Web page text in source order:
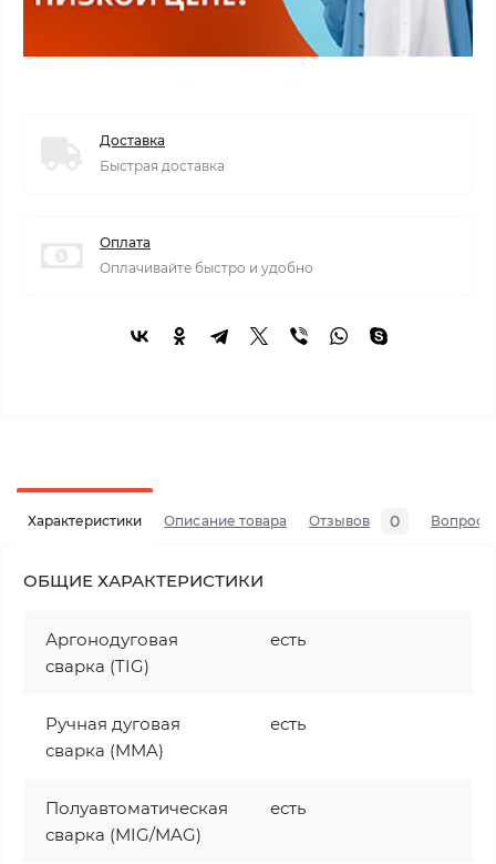
Доставка
Быстрая доставка
Оплата
Оплачивайте быстро и удобно
Характеристики Описание товара Отзывов 0 Вопросы
ОБЩИЕ ХАРАКТЕРИСТИКИ
Аргонодуговая
сварка (TIG)
есть
Ручная дуговая
сварка (MMA)
есть
Полуавтоматическая
сварка (MIG/MAG)
есть